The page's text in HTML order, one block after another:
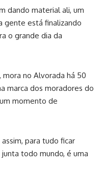
dando material ali, um
gente está finalizando
o grande dia da
mora no Alvorada há 50
marca dos moradores do
momento de
assim, para tudo ficar
todo mundo, é uma